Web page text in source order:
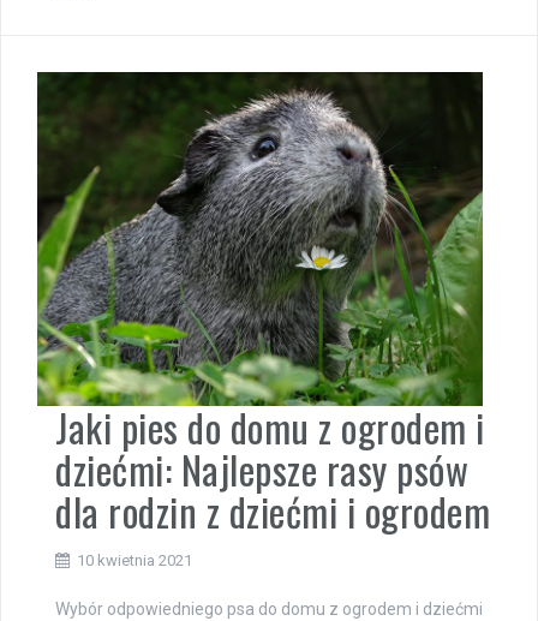
Jaki pies do domu z ogrodem i
dziećmi: Najlepsze rasy psów
dla rodzin z dziećmi i ogrodem
10 kwietnia 2021
Wybór odpowiedniego psa do domu z ogrodem i dziećmi